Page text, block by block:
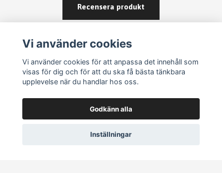
Recensera produkt
Om köp och returer
Vi använder cookies
Vi använder cookies för att anpassa det innehåll som
visas för dig och för att du ska få bästa tänkbara
upplevelse när du handlar hos oss.
Godkänn alla
Inställningar